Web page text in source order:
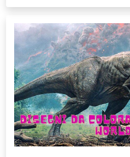
Disegni da colorare Winnie
Nov 14, 2023
Get it on
Available on